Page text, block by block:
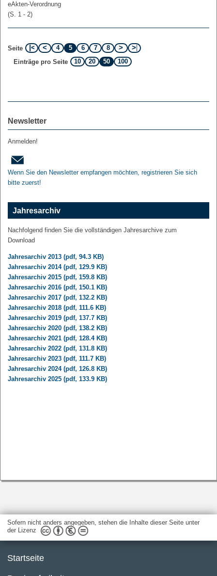
eAkten-Verordnung
(S. 1 - 2)
Seite 4 5 6 7
8
Einträge pro Seite
10 20 50 100
Newsletter
Anmelden!
Wenn Sie den Newsletter empfangen möchten, registrieren Sie sich
bitte zuerst!
Jahresarchiv
Nachfolgend finden Sie die vollständigen Jahresarchive zum
Download
Jahresarchiv 2013 (pdf, 94.3 KB)
Jahresarchiv 2014 (pdf, 129.9 KB)
Jahresarchiv 2015 (pdf, 159.8 KB)
Jahresarchiv 2016 (pdf, 150.1 KB)
Jahresarchiv 2017 (pdf, 132.2 KB)
Jahresarchiv 2018 (pdf, 111.6 KB)
Jahresarchiv 2019 (pdf, 137.7 KB)
Jahresarchiv 2020 (pdf, 138.2 KB)
Jahresarchiv 2021 (pdf, 128.4 KB)
Jahresarchiv 2022 (pdf, 131.8 KB)
Jahresarchiv 2023 (pdf, 111.7 KB)
Jahresarchiv 2024 (pdf, 126.8 KB)
Jahresarchiv 2025 (pdf, 133.9 KB)
Sofern nicht anders angegeben, stehen die Inhalte dieser Seite unter
der Lizenz
Startseite